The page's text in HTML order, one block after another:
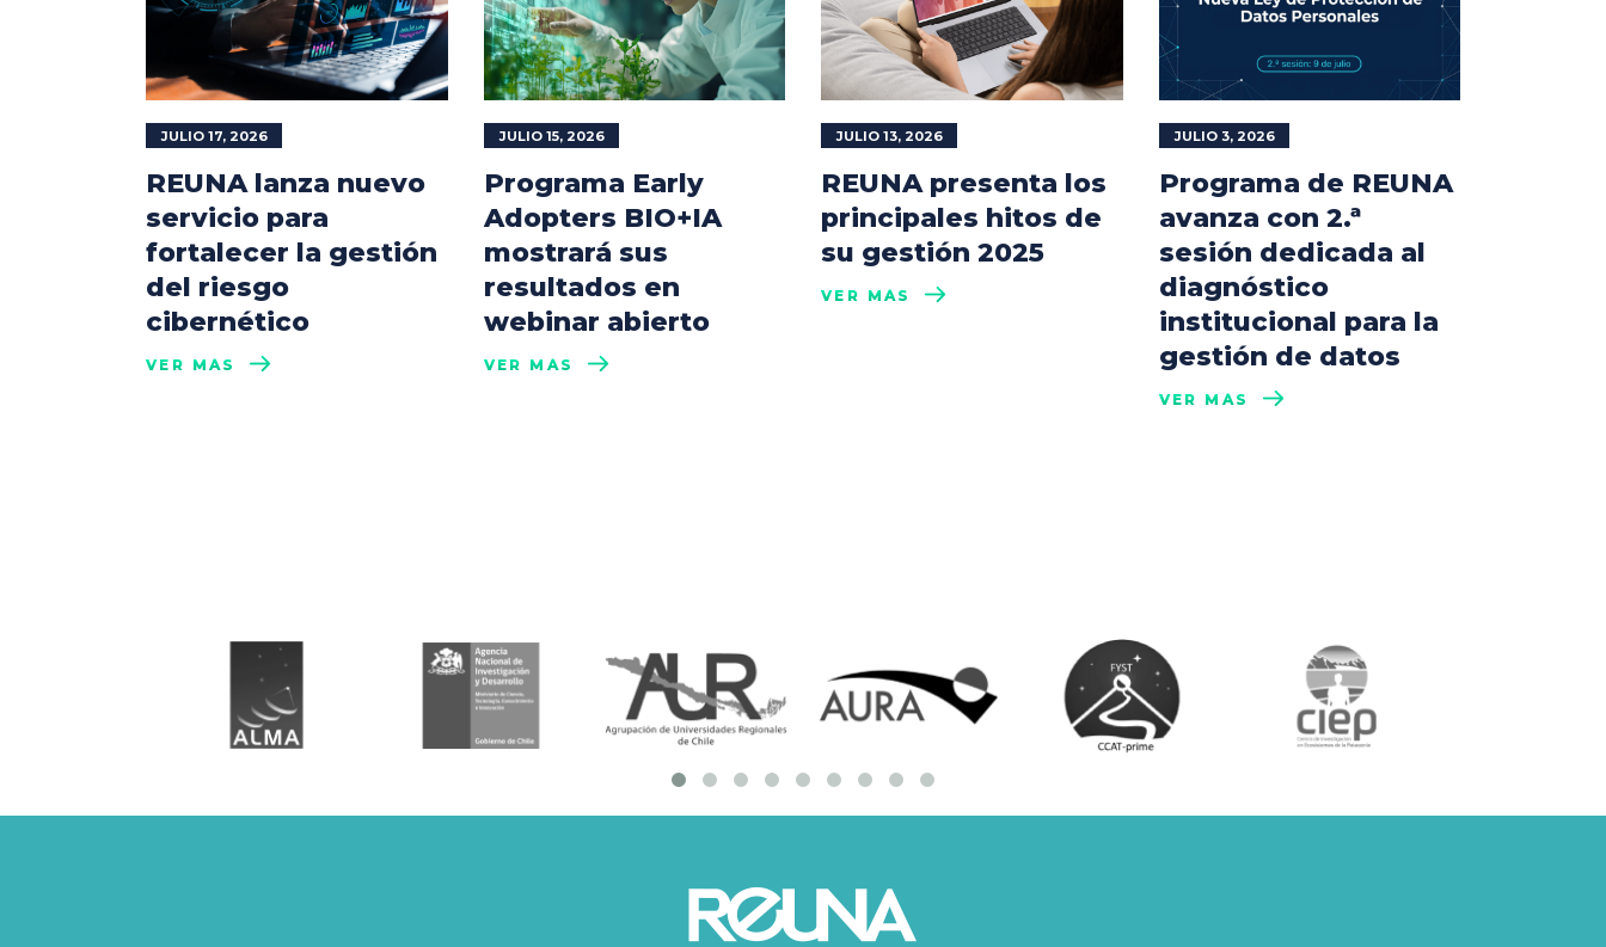
JULIO 17, 2026
REUNA lanza nuevo
servicio para
fortalecer la gestión
del riesgo
cibernético
VER MÁS
JULIO 15, 2026
Programa Early
Adopters BIO+IA
mostrará sus
resultados en
webinar abierto
VER MÁS
JULIO 13, 2026
REUNA presenta los
principales hitos de
su gestión 2025
VER MÁS
JULIO 3, 2026
Programa de REUNA
avanza con 2.ª
sesión dedicada al
diagnóstico
institucional para la
gestión de datos
VER MÁS